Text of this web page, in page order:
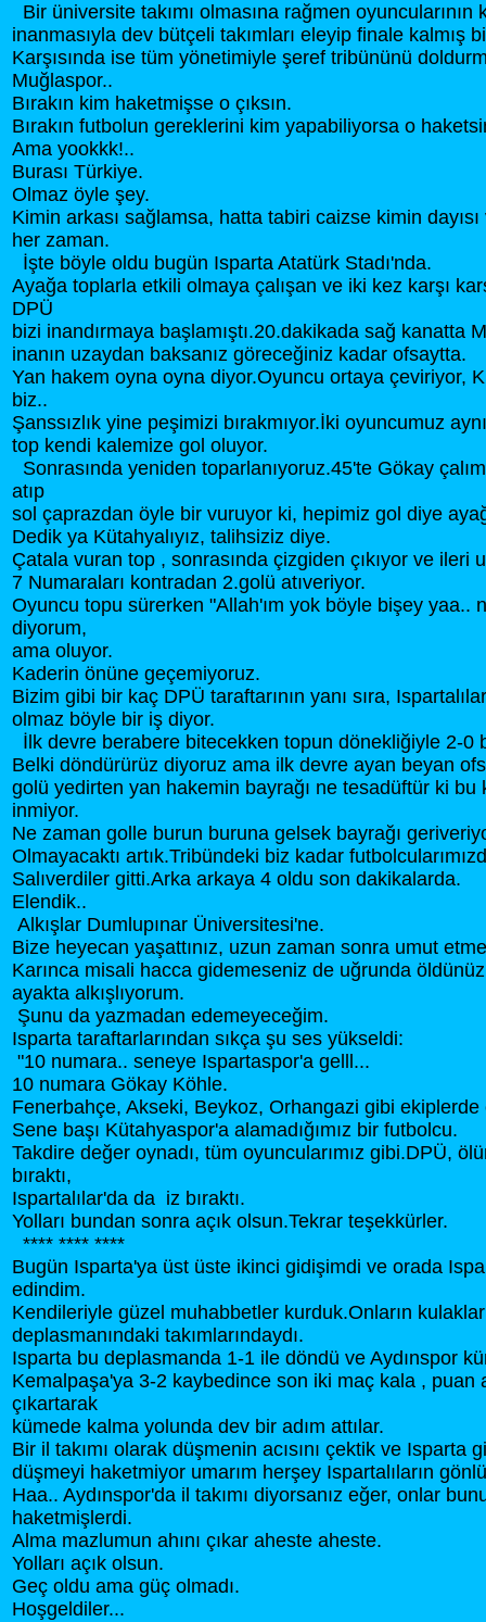
Bir üniversite takımı olmasına rağmen oyuncularının
inanmasıyla dev bütçeli takımları eleyip finale kalmış
Karşısında ise tüm yönetimiyle şeref tribününü
Muğlaspor..
Bırakın kim haketmişse o çıksın.
Bırakın futbolun gereklerini kim yapabiliyorsa o
Ama yookkk!..
Burası Türkiye.
Olmaz öyle şey.
Kimin arkası sağlamsa, hatta tabiri caizse kimin
her zaman.
İşte böyle oldu bugün Isparta Atatürk Stadı'nda.
Ayağa toplarla etkili olmaya çalışan ve iki kez karşı
DPÜ
bizi inandırmaya başlamıştı.20.dakikada sağ kanatta
inanın uzaydan baksanız göreceğiniz kadar ofsaytta.
Yan hakem oyna oyna diyor.Oyuncu ortaya çeviriyor,
biz..
Şanssızlık yine peşimizi bırakmıyor.İki oyuncumuz
top kendi kalemize gol oluyor.
Sonrasında yeniden toparlanıyoruz.45'te Gökay
atıp
sol çaprazdan öyle bir vuruyor ki, hepimiz gol diye
Dedik ya Kütahyalıyız, talihsiziz diye.
Çatala vuran top , sonrasında çizgiden çıkıyor ve ileri
7 Numaraları kontradan 2.golü atıveriyor.
Oyuncu topu sürerken "Allah'ım yok böyle bişey yaa..
diyorum,
ama oluyor.
Kaderin önüne geçemiyoruz.
Bizim gibi bir kaç DPÜ taraftarının yanı sıra,
olmaz böyle bir iş diyor.
İlk devre berabere bitecekken topun dönekliğiyle 2-0
Belki döndürürüz diyoruz ama ilk devre ayan beyan
golü yedirten yan hakemin bayrağı ne tesadüftür ki bu
inmiyor.
Ne zaman golle burun buruna gelsek bayrağı
Olmayacaktı artık.Tribündeki biz kadar
Salıverdiler gitti.Arka arkaya 4 oldu son dakikalarda.
Elendik..
Alkışlar Dumlupınar Üniversitesi'ne.
Bize heyecan yaşattınız, uzun zaman sonra umut
Karınca misali hacca gidemeseniz de uğrunda
ayakta alkışlıyorum.
Şunu da yazmadan edemeyeceğim.
Isparta taraftarlarından sıkça şu ses yükseldi:
"10 numara.. seneye Ispartaspor'a gelll...
10 numara Gökay Köhle.
Fenerbahçe, Akseki, Beykoz, Orhangazi gibi ekiplerde
Sene başı Kütahyaspor'a alamadığımız bir futbolcu.
Takdire değer oynadı, tüm oyuncularımız gibi.DPÜ,
bıraktı,
Ispartalılar'da da iz bıraktı.
Yolları bundan sonra açık olsun.Tekrar teşekkürler.
**** **** ****
Bugün Isparta'ya üst üste ikinci gidişimdi ve orada
edindim.
Kendileriyle güzel muhabbetler kurduk.Onların
deplasmanındaki takımlarındaydı.
Isparta bu deplasmanda 1-1 ile döndü ve Aydınspor
Kemalpaşa'ya 3-2 kaybedince son iki maç kala , puan
çıkartarak
kümede kalma yolunda dev bir adım attılar.
Bir il takımı olarak düşmenin acısını çektik ve Isparta
düşmeyi haketmiyor umarım herşey Ispartalıların
Haa.. Aydınspor'da il takımı diyorsanız eğer, onlar
haketmişlerdi.
Alma mazlumun ahını çıkar aheste aheste.
Yolları açık olsun.
Geç oldu ama güç olmadı.
Hoşgeldiler...